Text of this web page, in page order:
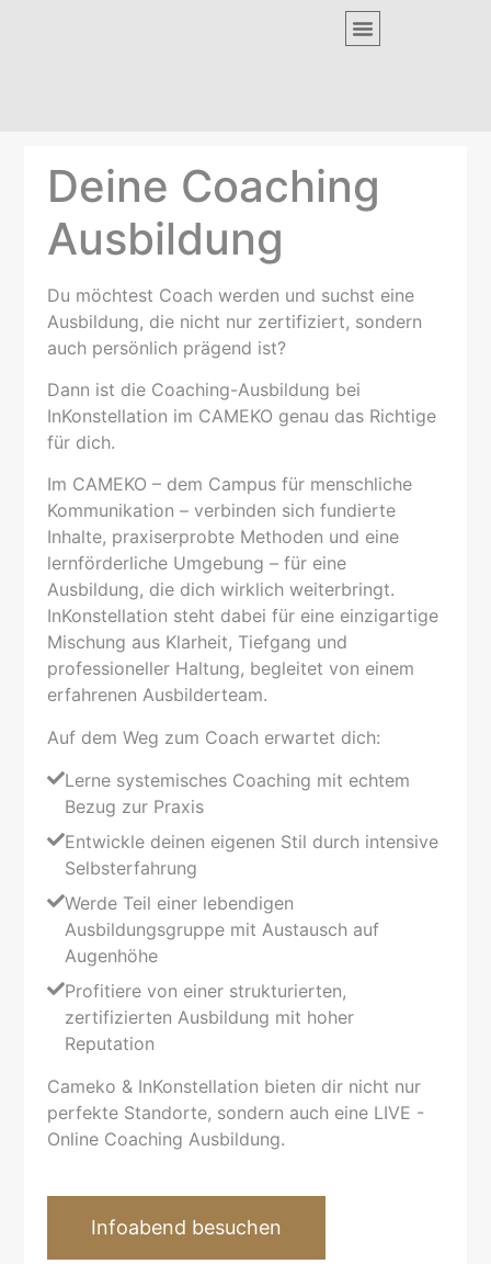
Deine Coaching
Ausbildung
Du möchtest Coach werden und suchst eine
Ausbildung, die nicht nur zertifiziert, sondern
auch persönlich prägend ist?
Dann ist die Coaching-Ausbildung bei
InKonstellation im CAMEKO genau das Richtige
für dich.
Im CAMEKO – dem Campus für menschliche
Kommunikation – verbinden sich fundierte
Inhalte, praxiserprobte Methoden und eine
lernförderliche Umgebung – für eine
Ausbildung, die dich wirklich weiterbringt.
InKonstellation steht dabei für eine einzigartige
Mischung aus Klarheit, Tiefgang und
professioneller Haltung, begleitet von einem
erfahrenen Ausbilderteam.
Auf dem Weg zum Coach erwartet dich:
Lerne systemisches Coaching mit echtem
Bezug zur Praxis
Entwickle deinen eigenen Stil durch intensive
Selbsterfahrung
Werde Teil einer lebendigen
Ausbildungsgruppe mit Austausch auf
Augenhöhe
Profitiere von einer strukturierten,
zertifizierten Ausbildung mit hoher
Reputation
Cameko & InKonstellation bieten dir nicht nur
perfekte Standorte, sondern auch eine LIVE -
Online Coaching Ausbildung.
Infoabend besuchen